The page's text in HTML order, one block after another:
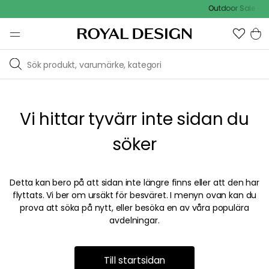
Outdoor Sale -
Vi hittar tyvärr inte sidan du
söker
Detta kan bero på att sidan inte längre finns eller att den har
flyttats. Vi ber om ursäkt för besväret. I menyn ovan kan du
prova att söka på nytt, eller besöka en av våra populära
avdelningar.
Till startsidan